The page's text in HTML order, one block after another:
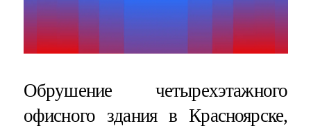
Обрушение четырехэтажного
офисного здания в Красноярске,